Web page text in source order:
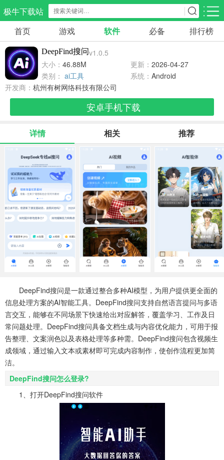
极牛下载站
应用分类 游戏分类
生活服务
298款应用
教育学习
180款应用
85款应用
游戏辅助
478款应用
216款应用
社交聊天
185款应用
电子图书
441款应用
移动办公
184款应用
新闻阅读
44款应用
金融理财
54款应用
媒体影音
603款应用
649款应用
健康医疗
53款应用
ai工具
336款应用
娱乐资讯
首页 游戏 软件 必备 排行榜
DeepFind搜问v1.0.5
大小： 46.88M 更新： 2026-04-27
类别： ai工具 系统： Android
开发商： 杭州有树网络科技有限公司
安卓手机下载
详情 相关 推荐
DeepFind搜问是一款通过整合多种AI模型，为用户提供更全面的
信息处理方案的AI智能工具。DeepFind搜问支持自然语言提问与多语
言交互，能够在不同场景下快速给出对应解答，覆盖学习、工作及日
常问题处理。DeepFind搜问具备文档生成与内容优化能力，可用于报
告整理、文案润色以及表格处理等多种需。DeepFind搜问包含视频生
成领域，通过输入文本或素材即可完成内容制作，使创作流程更加简
洁。
DeepFind搜问怎么登录?
1、打开DeepFind搜问软件